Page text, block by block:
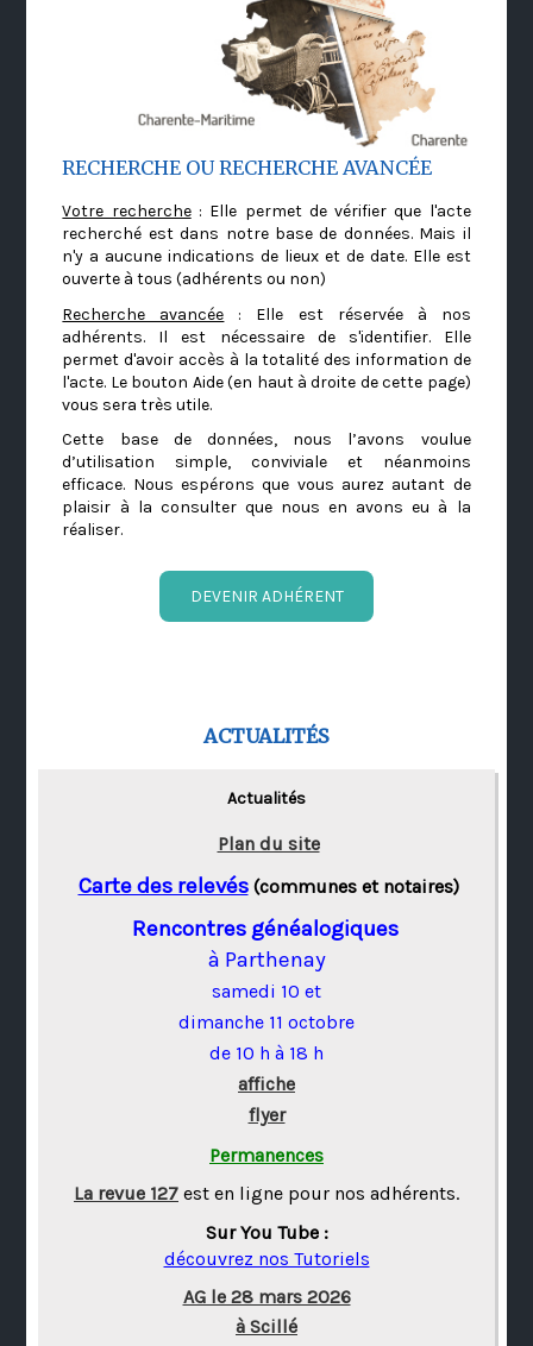
RECHERCHE OU RECHERCHE AVANCÉE
Votre recherche: Elle permet de vérifier que l'acte
recherché est dans notre base de données. Mais il
n'y a aucune indications de lieux et de date. Elle est
ouverte à tous (adhérents ou non)
Recherche avancée : Elle est réservée à nos
adhérents. Il est nécessaire de s'identifier. Elle
permet d'avoir accès à la totalité des information de
l'acte. Le bouton Aide (en haut à droite de cette page)
vous sera très utile.
Cette base de données, nous l’avons voulue
d’utilisation simple, conviviale et néanmoins
efficace. Nous espérons que vous aurez autant de
plaisir à la consulter que nous en avons eu à la
réaliser.
DEVENIR ADHÉRENT
ACTUALITÉS
Actualités
Plan du site
Carte des relevés(communes et notaires)
Rencontres généalogiques
à Parthenay
samedi 10 et
dimanche 11 octobre
de 10 h à 18 h
affiche
flyer
Permanences
La revue 127 est en ligne pour nos adhérents.
Sur You Tube :
découvrez nos Tutoriels
AG le 28 mars 2026
à Scillé